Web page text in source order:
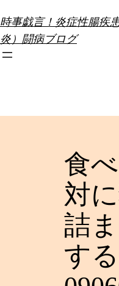
容
を
ス
時事戯言！炎症性腸疾
炎）闘病ブログ
食
対
詰
す